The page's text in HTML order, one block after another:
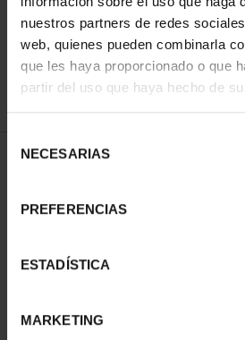
nuestros partners de redes
web, quienes pueden combinarla
que les haya proporcionado o que
partir del uso que haya hecho de
NECESARIAS
PREFERENCIAS
ESTADÍSTICA
MARKETING
REFINAR
2 Productos encontrados